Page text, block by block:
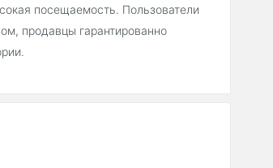
посещаемость. Пользователи
продавцы гарантированно